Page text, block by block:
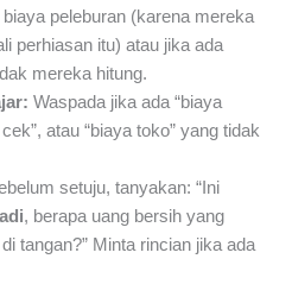
peleburan (karena mereka
perhiasan itu) atau jika ada
mereka hitung.
Waspada jika ada “biaya
atau “biaya toko” yang tidak
setuju, tanyakan: “Ini
, berapa uang bersih yang
tangan?” Minta rincian jika ada